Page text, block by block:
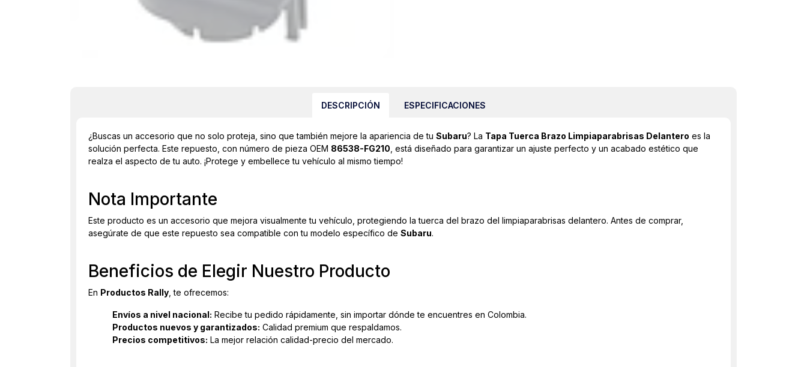
DESCRIPCIÓN ESPECIFICACIONES
¿Buscas un accesorio que no solo proteja, sino que también mejore la apariencia de tu Subaru? La Tapa Tuerca Brazo Limpiaparabrisas Delantero es la
solución perfecta. Este repuesto, con número de pieza OEM 86538-FG210 , está diseñado para garantizar un ajuste perfecto y un acabado estético que
realza el aspecto de tu auto. ¡Protege y embellece tu vehículo al mismo tiempo!
Nota Importante
Este producto es un accesorio que mejora visualmente tu vehículo, protegiendo la tuerca del brazo del limpiaparabrisas delantero. Antes de comprar,
asegúrate de que este repuesto sea compatible con tu modelo específico de Subaru.
Beneficios de Elegir Nuestro Producto
En Productos Rally , te ofrecemos:
Envíos a nivel nacional: Recibe tu pedido rápidamente, sin importar dónde te encuentres en Colombia.
Productos nuevos y garantizados: Calidad premium que respaldamos.
Precios competitivos: La mejor relación calidad-precio del mercado.